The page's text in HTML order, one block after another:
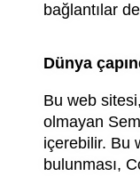
bağlantılar
Dünya
Bu web
olmayan
içerebilir. Bu
bulunması,